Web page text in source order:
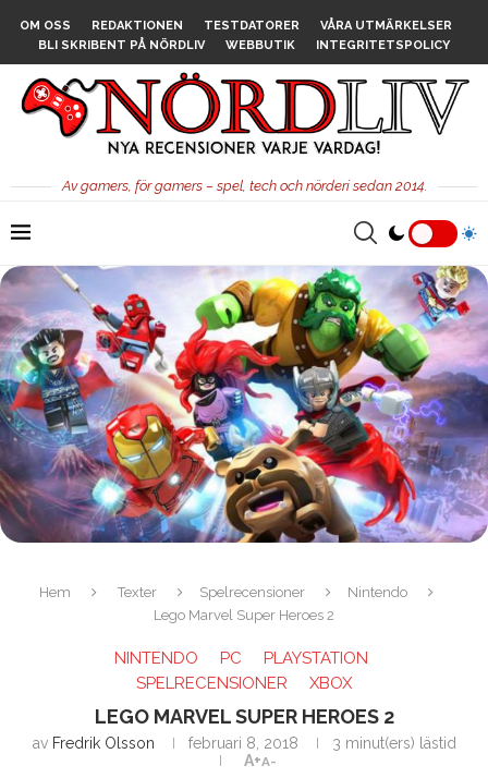
OM OSS REDAKTIONEN TESTDATORER
VÅRA UTMÄRKELSER
BLI SKRIBENT PÅ NÖRDLIV
WEBBUTIK INTEGRITETSPOLICY
Av gamers, för gamers – spel, tech och nörderi sedan 2014.
Hem Texter Spelrecensioner
Nintendo
Lego Marvel Super Heroes 2
NINTENDO PC
PLAYSTATION
SPELRECENSIONER
XBOX
LEGO MARVEL SUPER HEROES 2
av Fredrik Olsson februari 8, 2018
3 minut(ers) lästid
A+A-